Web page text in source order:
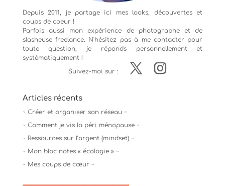
Depuis 2011, je partage ici mes looks, découvertes et
coups de coeur !
Parfois aussi mon expérience de photographeet de
slasheuse freelance. N'hésitez pas à me contacter pour
toute question, je réponds personnellement et
systématiquement !
Suivez-moi sur :
Articles récents
~ Créer et organiser son réseau ~
~ Comment je vis la péri ménopause ~
~ Ressources sur l’argent (mindset) ~
~ Mon bloc notes « écologie » ~
~ Mes coups de cœur ~